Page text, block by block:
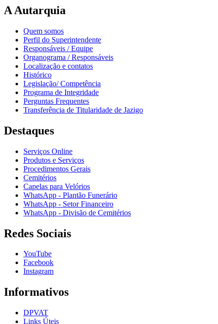
A Autarquia
Quem somos
Perfil do Superintendente
Responsáveis / Equipe
Organograma / Responsáveis
Localização e contatos
Histórico
Legislação/ Competência
Programa de Integridade
Perguntas Frequentes
Transferência de Titularidade de Jazigo
Destaques
Serviços Online
Produtos e Serviços
Procedimentos Gerais
Cemitérios
Capelas para Velórios
WhatsApp - Plantão Funerário
WhatsApp - Setor Financeiro
WhatsApp - Divisão de Cemitérios
Redes Sociais
YouTube
Facebook
Instagram
Informativos
DPVAT
Links Úteis